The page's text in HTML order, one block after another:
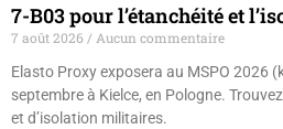
7-B03 pour l’étanchéité et
7 août 2026
Aucun commentaire
Elasto Proxy exposera au MSPO 2026
septembre à Kielce, en Pologne.
et d’isolation militaires.